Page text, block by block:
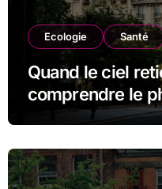
Ecologie Santé
Quand le ciel
comprendre le
thermique et